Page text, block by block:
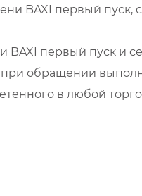
BAXI первый пуск,
первый пуск и
обращении
в любой